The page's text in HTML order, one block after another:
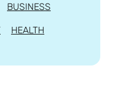
BUSINESS
HEALTH